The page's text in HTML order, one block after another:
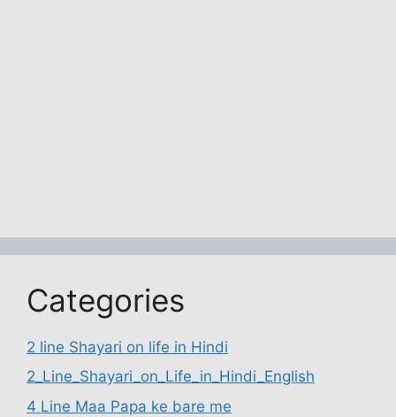
Categories
2 line Shayari on life in Hindi
2_Line_Shayari_on_Life_in_Hindi_English
4 Line Maa Papa ke bare me